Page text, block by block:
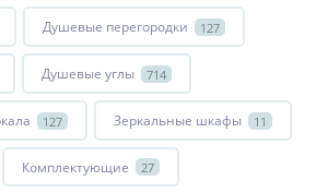
Душевые перегородки 127
Душевые углы 714
127 Зеркальные шкафы 11
Комплектующие 27